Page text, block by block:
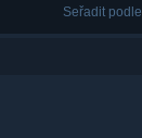
Seřadit podle